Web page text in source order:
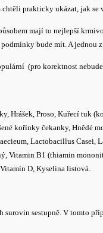
prakticky ukázat, jak
mají to nejlepší
bude mít. A jednou z
(pro korektnost
Hrášek, Proso, Kuřecí
kořínky čekanky, Hnědé
Lactobacillus
Vitamin B1 (thiamin
D, Kyselina listová.
sestupně. V tomto